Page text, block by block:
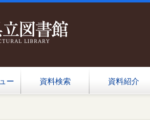
ー 資料検索 資料紹介